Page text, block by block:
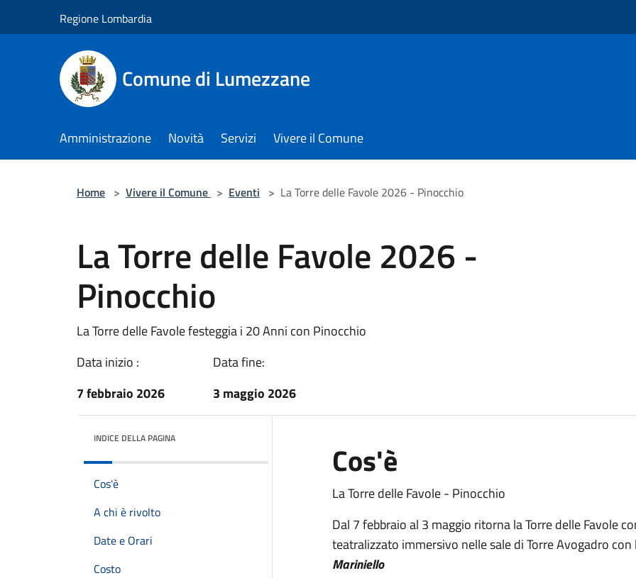
Regione Lombardia
Comune di Lumezzane
Amministrazione Novità Servizi Vivere il Comune
Home > Vivere il Comune > Eventi > La Torre delle Favole 2026 - Pinocchio
La Torre delle Favole 2026 -
Pinocchio
La Torre delle Favole festeggia i 20 Anni con Pinocchio
Data inizio :
7 febbraio 2026
Data fine:
3 maggio 2026
INDICE DELLA PAGINA
Cos'è
A chi è rivolto
Date e Orari
Costo
Cos'è
La Torre delle Favole - Pinocchio
Dal 7 febbraio al 3 maggio ritorna la Torre delle Favole
teatralizzato immersivo nelle sale di Torre Avogadro
Mariniello